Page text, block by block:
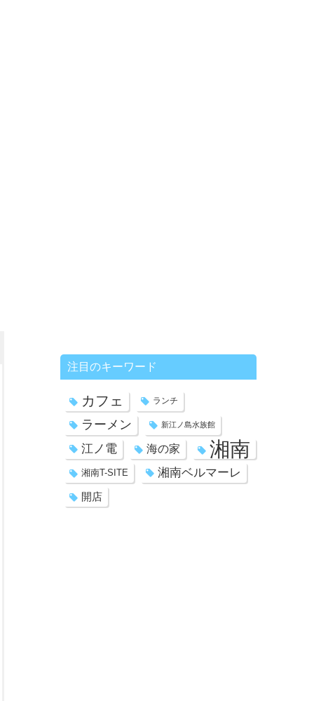
注目のキーワード
カフェ ランチ
ラーメン 新江ノ島水族館
江ノ電 海の家 湘南
湘南T-SITE 湘南ベルマーレ
開店